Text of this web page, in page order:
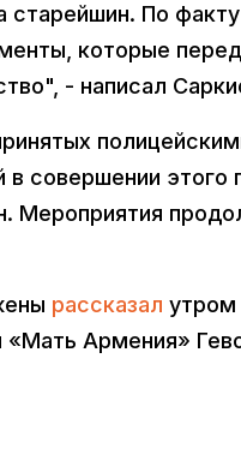
старейшин. По
которые
- написал
совершении
Мероприятия
рассказал утром
Армения»